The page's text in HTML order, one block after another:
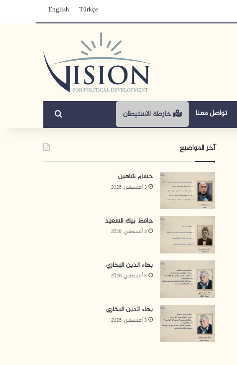
Türkçe
English
تواصل معنا خارطة الاستيطان
آخر المواضيع
حسام شاهين
3 أغسطس، 2026
حافظ بيك السعيد
3 أغسطس، 2026
بهاء الدين البخاري
3 أغسطس، 2026
بهاء الدين البخاري
3 أغسطس، 2026